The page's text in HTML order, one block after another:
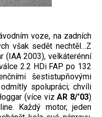
voze, na zadních
však sedět nechtěl…Z
(IAA 2003), velkáterénní
2.2 HDi FAP po 132
šestistupňovými
spolupráci; chvíli
(více vizAR 8/’03)
Každý motor, jeden